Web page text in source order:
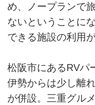
め、ノープランで
ないということに
できる施設の利用
松阪市にあるRVパ
伊勢からは少し離
が併設。三重グル